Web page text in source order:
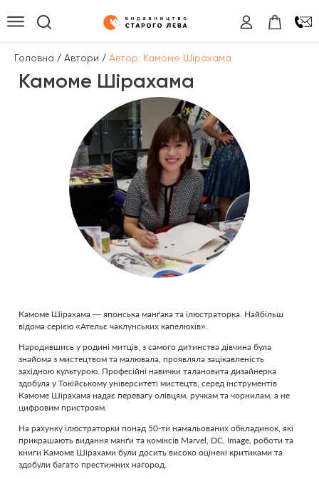
Головна / Автори / Автор: Камоме Шірахама
Камоме Шірахама
Камоме Шірахама — японська манґака та ілюстраторка. Найбільш
відома серією «Ательє чаклунських капелюхів».
Народившись у родині митців, з самого дитинства дівчина була
знайома з мистецтвом та малювала, проявляла зацікавленість
західною культурою. Професійні навички талановита дизайнерка
здобула у Токійському університеті мистецтв, серед інструментів
Камоме Шірахама надає перевагу олівцям, ручкам та чорнилам, а не
цифровим пристроям.
На рахунку ілюстраторки понад 50-ти намальованих обкладинок, які
прикрашають видання манґи та коміксів Marvel, DC, Image, роботи та
книги Камоме Шірахами були досить високо оцінені критиками та
здобули багато престижних нагород.